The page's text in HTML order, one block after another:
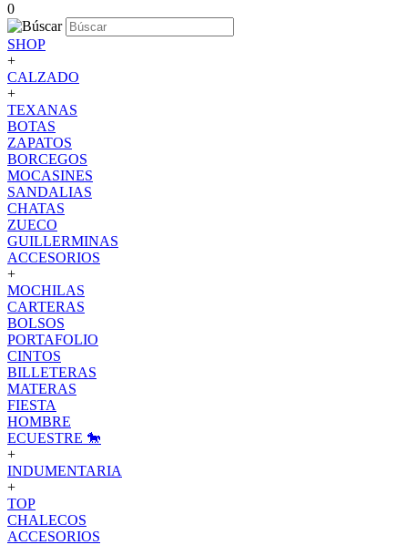
0
SHOP
+
CALZADO
+
TEXANAS
BOTAS
ZAPATOS
BORCEGOS
MOCASINES
SANDALIAS
CHATAS
ZUECO
GUILLERMINAS
ACCESORIOS
+
MOCHILAS
CARTERAS
BOLSOS
PORTAFOLIO
CINTOS
BILLETERAS
MATERAS
FIESTA
HOMBRE
ECUESTRE 🐎
+
INDUMENTARIA
+
TOP
CHALECOS
ACCESORIOS